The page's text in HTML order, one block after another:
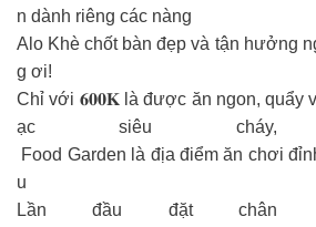
n dành riêng các nàng
Alo Khè chốt bàn đẹp và tận hưởng
g ơi!
Chỉ với 𝟔𝟎𝟎𝐊 là được ăn ngon, quẩy
ạc siêu
Food Garden là địa điểm ăn chơi
u
Lần đầu đặt